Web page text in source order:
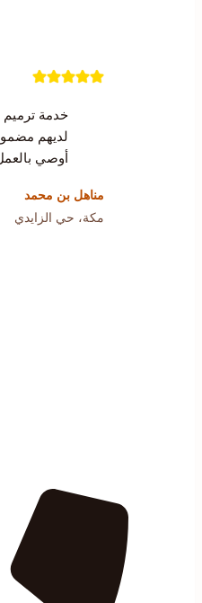
خدمة ترميم
لديهم
أوصي
مناهل بن محمد
مكة، حي الزايدي